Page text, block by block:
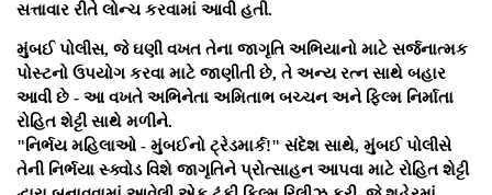
સત્તાવાર રીતે લોન્ચ કરવામાં આવી હતી.
મુંબઈ પોલીસ, જે ઘણી વખત તેના જાગૃતિ અભિયાનો માટે સર્જનાત્મક
પોસ્ટનો ઉપયોગ કરવા માટે જાણીતી છે, તે અન્ય રત્ન સાથે બહાર
આવી છે - આ વખતે અભિનેતા અમિતાભ બચ્ચન અને ફિલ્મ નિર્માતા
રોહિત શેટ્ટી સાથે મળીને.
"નિર્ભય મહિલાઓ - મુંબઈનો ટ્રેડમાર્ક!" સંદેશ સાથે, મુંબઈ પોલીસે
તેની નિર્ભયા સ્ક્વોડ વિશે જાગૃતિને પ્રોત્સાહન આપવા માટે રોહિત શેટ્ટી